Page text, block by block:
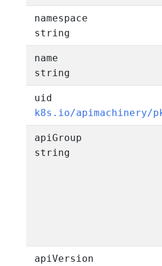
namespace
string
name
string
uid
k8s.io/apimachinery/
apiGroup
string
apiVersion